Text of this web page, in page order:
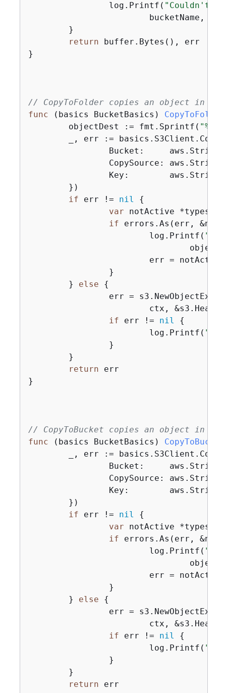
		log.Printf(
"Couldn't
return buffer.Bytes(), err
}
// CopyToFolder copies an object in a
func
(basics BucketBasics) CopyToFolder
	objectDest := fmt.Sprintf(
"%v/
_, err :=
CopySource:
if err != nil
{
var notActive
if errors.As(err,
			log.Printf(
	}
else
{
ctx,
if err != nil
{
			log.Printf(
return err
}
// CopyToBucket copies an object in a
func
(basics BucketBasics) CopyToBucket
_, err :=
CopySource:
if err != nil
{
var notActive
if errors.As(err,
			log.Printf(
	}
else
{
ctx,
if err != nil
{
			log.Printf(
return err